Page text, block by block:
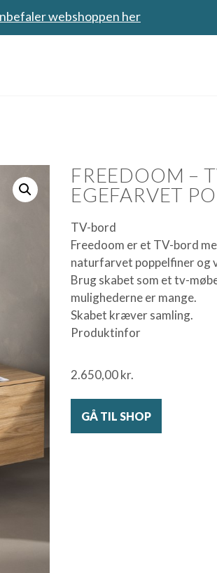
webshoppen her
FREEDOOM –
EGEFARVET
TV-bord
Freedoom er et TV-bord
naturfarvet poppelfiner
Brug skabet som et tv-
mulighederne er mange.
Skabet kræver samling.
Produktinfor
2.650,00kr.
GÅ TIL SHOP